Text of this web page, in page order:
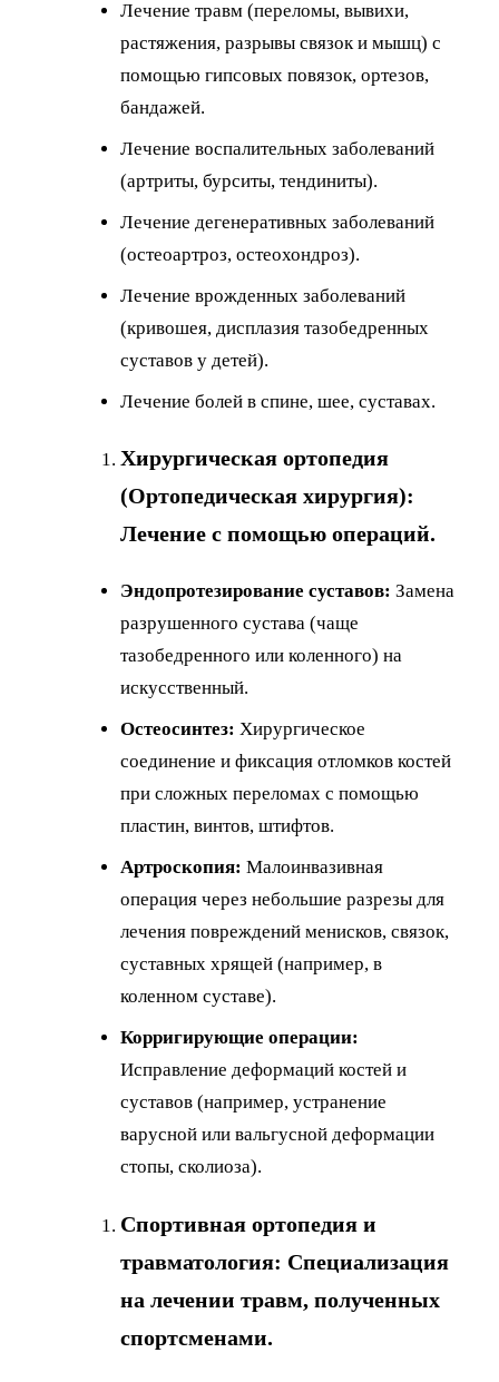
Лечение травм (переломы, вывихи,
растяжения, разрывы связок и мышц) с
помощью гипсовых повязок, ортезов,
бандажей.
Лечение воспалительных заболеваний
(артриты, бурситы, тендиниты).
Лечение дегенеративных заболеваний
(остеоартроз, остеохондроз).
Лечение врожденных заболеваний
(кривошея, дисплазия тазобедренных
суставов у детей).
Лечение болей в спине, шее, суставах.
Хирургическая ортопедия
(Ортопедическая хирургия):
Лечение с помощью операций.
Эндопротезирование суставов: Замена
разрушенного сустава (чаще
тазобедренного или коленного) на
искусственный.
Остеосинтез: Хирургическое
соединение и фиксация отломков костей
при сложных переломах с помощью
пластин, винтов, штифтов.
Артроскопия: Малоинвазивная
операция через небольшие разрезы для
лечения повреждений менисков, связок,
суставных хрящей (например, в
коленном суставе).
Корригирующие операции:
Исправление деформаций костей и
суставов (например, устранение
варусной или вальгусной деформации
стопы, сколиоза).
Спортивная ортопедия и
травматология: Специализация
на лечении травм, полученных
спортсменами.